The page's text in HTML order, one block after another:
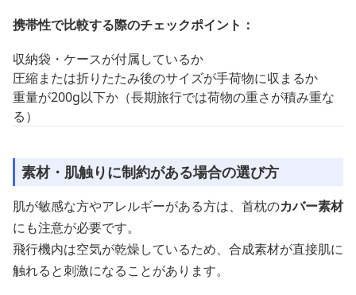
携帯性で比較する際のチェックポイント：
収納袋・ケースが付属しているか
圧縮または折りたたみ後のサイズが手荷物に収まるか
重量が200g以下か（長期旅行では荷物の重さが積み重な
る）
素材・肌触りに制約がある場合の選び方
肌が敏感な方やアレルギーがある方は、首枕のカバー素材
にも注意が必要です。
飛行機内は空気が乾燥しているため、合成素材が直接肌に
触れると刺激になることがあります。